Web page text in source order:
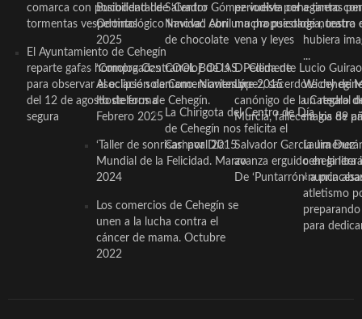
comarca con posibilidad de
tormentas vespertinas
El Ayuntamiento de Cehegín
reparte gafas homologadas
para observar el eclipse solar
del 12 de agosto de forma
segura
Bucodental de ‘Centro
Odontológico Innova’. Abril
2025
‘Compra Contrarreloj’ de la
Asociación de Comerciantes y
Hosteleros de Cehegín.
Febrero 2025
‘Taller de sonrisas’ por Día
Mundial de la Felicidad. Marzo
2024
Los comercios de Cehegín se
unen a la lucha contra el
cáncer de mama. Octubre
2022
Salvador Gómez vuelve por
Navidad con una propuesta
de chocolate
COOL BODAS. Pedida de
mano. Noviembre 2015
La Chirigota del Centro de Día
de Cehegín nos felicita el
Carnaval 2015
periodista ceheginero con
mucha psicología, teatro
vena y leyes
D. Clemente Lucio Guirao
López, sacerdote
canónigo de la Catedral
Murcia, fallece a los 89
Salvador García Jiménez
avanza erguido en la
De ‘Puntarrón’ a
a tantas
de nuestra
hubiera
...
Wichy de
un regalo
magia de
Laura
ceheginera
«nunca
atletismo
para